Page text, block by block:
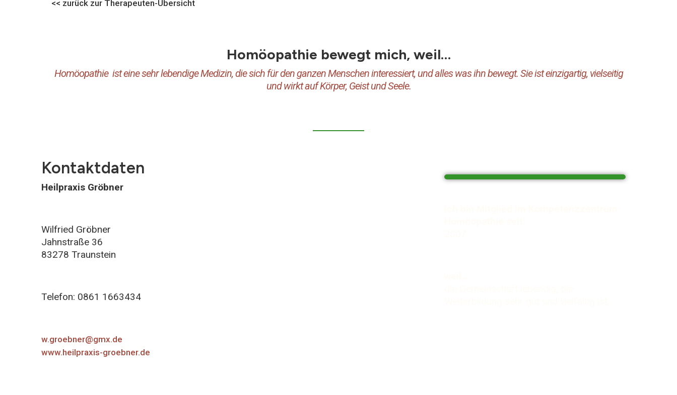
<< zurück zur Therapeuten-Übersicht
Homöopathie bewegt mich, weil…
Homöopathie ist eine sehr lebendige Medizin, die sich für den ganzen Menschen interessiert, und alles was ihn bewegt. Sie ist einzigartig, vielseitig
und wirkt auf Körper, Geist und Seele.
Kontaktdaten
Heilpraxis Gröbner
Wilfried Gröbner
Jahnstraße 36
83278 Traunstein
Telefon: 0861 1663434
w.groebner@gmx.de
www.heilpraxis-groebner.de